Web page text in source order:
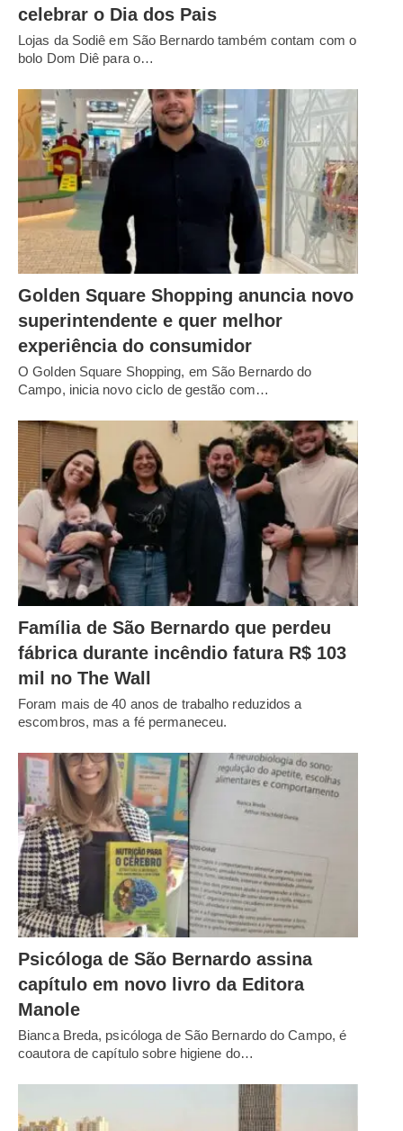
celebrar o Dia dos Pais
Lojas da Sodiê em São Bernardo também contam com o
bolo Dom Diê para o…
Golden Square Shopping anuncia novo
superintendente e quer melhor
experiência do consumidor
O Golden Square Shopping, em São Bernardo do
Campo, inicia novo ciclo de gestão com…
Família de São Bernardo que perdeu
fábrica durante incêndio fatura R$ 103
mil no The Wall
Foram mais de 40 anos de trabalho reduzidos a
escombros, mas a fé permaneceu.
Psicóloga de São Bernardo assina
capítulo em novo livro da Editora
Manole
Bianca Breda, psicóloga de São Bernardo do Campo, é
coautora de capítulo sobre higiene do…